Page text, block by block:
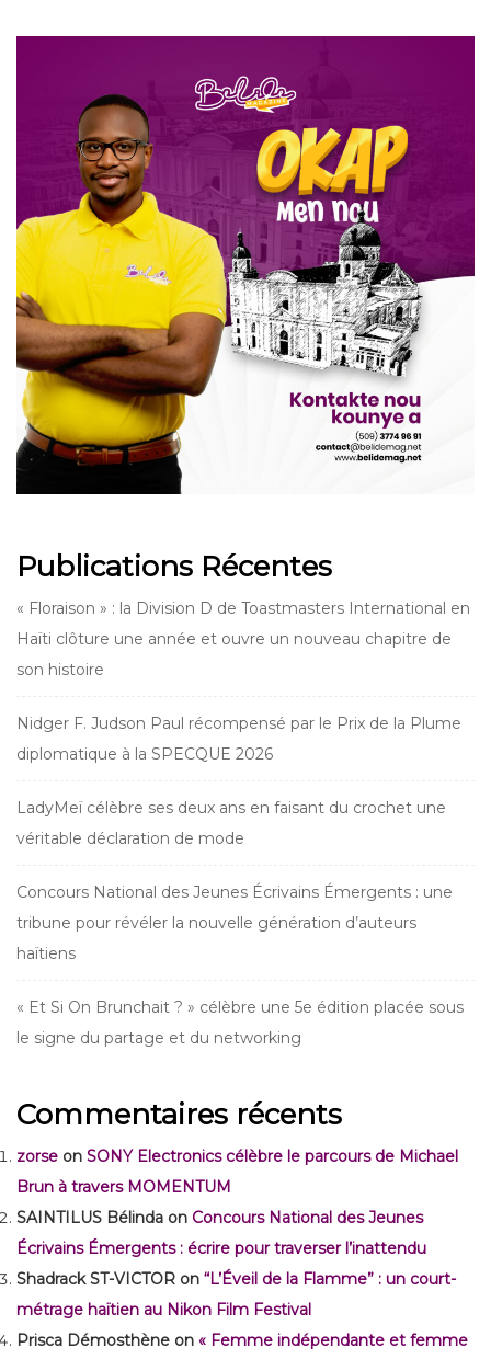
Publications Récentes
« Floraison » : la Division D de Toastmasters International en
Haïti clôture une année et ouvre un nouveau chapitre de
son histoire
Nidger F. Judson Paul récompensé par le Prix de la Plume
diplomatique à la SPECQUE 2026
LadyMeï célèbre ses deux ans en faisant du crochet une
véritable déclaration de mode
Concours National des Jeunes Écrivains Émergents : une
tribune pour révéler la nouvelle génération d’auteurs
haïtiens
« Et Si On Brunchait ? » célèbre une 5e édition placée sous
le signe du partage et du networking
Commentaires récents
zorse on SONY Electronics célèbre le parcours de Michael
Brun à travers MOMENTUM
SAINTILUS Bélinda on Concours National des Jeunes
Écrivains Émergents : écrire pour traverser l’inattendu
Shadrack ST-VICTOR on “L’Éveil de la Flamme” : un court-
métrage haïtien au Nikon Film Festival
Prisca Démosthène on « Femme indépendante et femme